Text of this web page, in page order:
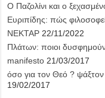
Ο Παζολίνι και ο
Ευριπίδης: πώς
ΝΕΚΤΑΡ 22/11/2022
Πλάτων: ποιοι
manifesto 21/03/2017
όσο για τον Θεό ?
19/02/2017